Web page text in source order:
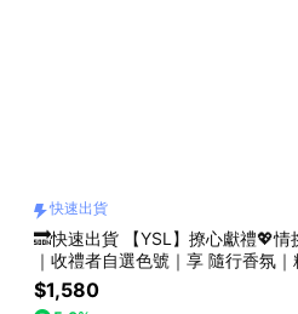
快速出貨
🔜快速出貨 【YSL】撩心獻禮💖情
｜收禮者自選色號｜享 隨行香氛｜
生日禮物
$1,580